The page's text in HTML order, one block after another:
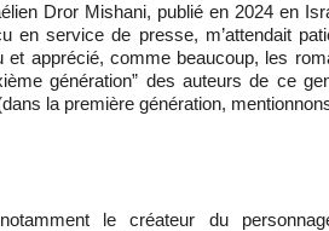
Dror Mishani, publié en 2024 en
en service de presse, m’attendait
et apprécié, comme beaucoup, les
génération” des auteurs de ce
la première génération,
le créateur du